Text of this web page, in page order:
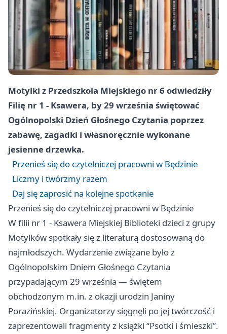
Motylki z Przedszkola Miejskiego nr 6 odwiedziły
Filię nr 1 - Ksawera, by 29 września świętować
Ogólnopolski Dzień Głośnego Czytania poprzez
zabawę, zagadki i własnoręcznie wykonane
jesienne drzewka.
Przenieś się do czytelniczej pracowni w Będzinie
Liczmy i twórzmy razem
Daj się zaprosić na kolejne spotkanie
Przenieś się do czytelniczej pracowni w Będzinie
W filii nr 1 - Ksawera Miejskiej Biblioteki dzieci z grupy
Motylków spotkały się z literaturą dostosowaną do
najmłodszych. Wydarzenie związane było z
Ogólnopolskim Dniem Głośnego Czytania
przypadającym 29 września — świętem
obchodzonym m.in. z okazji urodzin Janiny
Porazińskiej. Organizatorzy sięgnęli po jej twórczość i
zaprezentowali fragmenty z książki “Psotki i śmieszki”.